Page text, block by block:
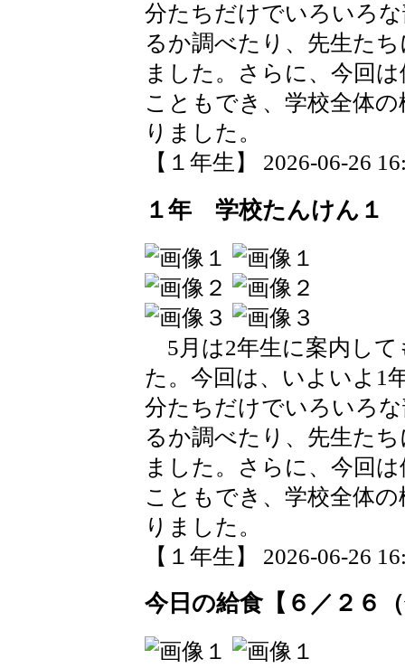
分たちだけでいろいろ
るか調べたり、先生た
ました。さらに、今回
こともでき、学校全体
りました。
【１年生】 2026-06-26
１年 学校たんけん１
5月は2年生に案内して
た。今回は、いよいよ1
分たちだけでいろいろ
るか調べたり、先生た
ました。さらに、今回
こともでき、学校全体
りました。
【１年生】 2026-06-26
今日の給食【６／２６